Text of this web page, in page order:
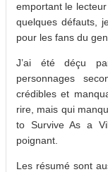
emportant le
quelques défauts,
pour les fans du
J’ai été déçu
personnages
crédibles et
rire, mais qui
to Survive As a
poignant.
Les résumé sont